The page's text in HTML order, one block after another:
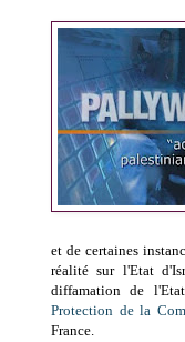
et de certaines
réalité sur l'Etat
diffamation de
Protection de la
France.